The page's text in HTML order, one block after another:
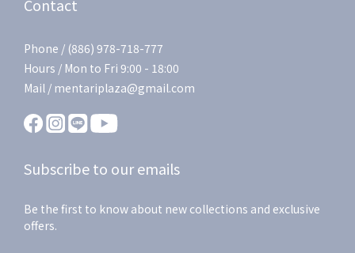
Contact
Phone / (886) 978-718-777
Hours / Mon to Fri 9:00 - 18:00
Mail / mentariplaza@gmail.com
Subscribe to our emails
Be the first to know about new collections and exclusive
offers.